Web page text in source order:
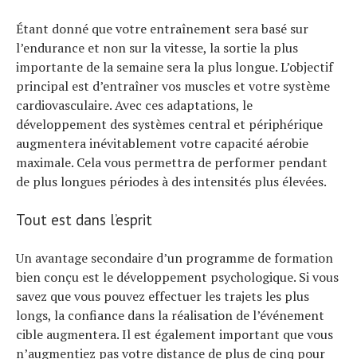
Étant donné que votre entraînement sera basé sur
l’endurance et non sur la vitesse, la sortie la plus
importante de la semaine sera la plus longue. L’objectif
principal est d’entraîner vos muscles et votre système
cardiovasculaire. Avec ces adaptations, le
développement des systèmes central et périphérique
augmentera inévitablement votre capacité aérobie
maximale. Cela vous permettra de performer pendant
de plus longues périodes à des intensités plus élevées.
Tout est dans l’esprit
Un avantage secondaire d’un programme de formation
bien conçu est le développement psychologique. Si vous
savez que vous pouvez effectuer les trajets les plus
longs, la confiance dans la réalisation de l’événement
cible augmentera. Il est également important que vous
n’augmentiez pas votre distance de plus de cinq pour